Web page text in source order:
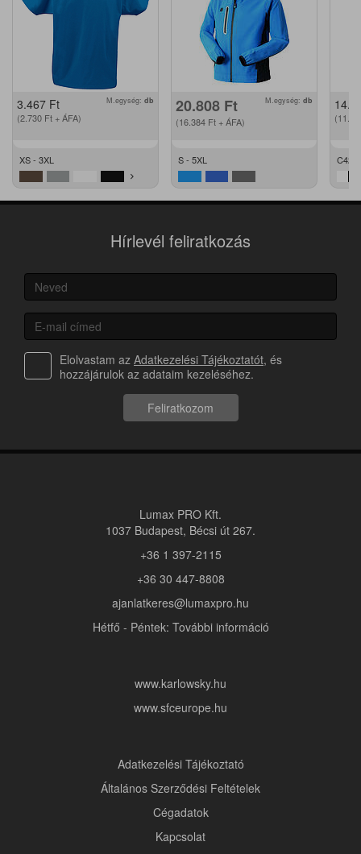
3.467 Ft
(2.730 Ft + ÁFA)
M.egység: db
XS - 3XL
20.808 Ft
(16.384 Ft + ÁFA)
M.egység: db
S - 5XL C42 -
Hírlevél feliratkozás
Elolvastam az Adatkezelési Tájékoztatót, és
hozzájárulok az adataim kezeléséhez.
Feliratkozom
Lumax PRO Kft.
1037 Budapest, Bécsi út 267.
+36 1 397-2115
+36 30 447-8808
ajanlatkeres@lumaxpro.hu
Hétfő - Péntek: További információ
www.karlowsky.hu
www.sfceurope.hu
Adatkezelési Tájékoztató
Általános Szerződési Feltételek
Cégadatok
Kapcsolat